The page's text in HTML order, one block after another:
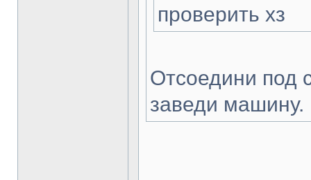
проверить хз
Отсоедини под
заведи